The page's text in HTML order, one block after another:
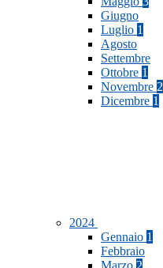
Giugno
Luglio 1
Agosto
Settembre
Ottobre 1
Novembre 2
Dicembre 1
2024
Gennaio 1
Febbraio